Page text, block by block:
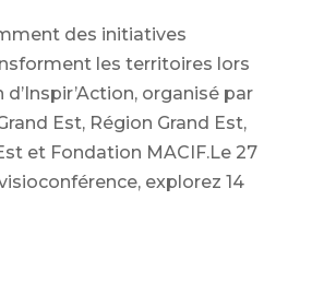
des initiatives
les territoires lors
d’Inspir’Action, organisé par
Est, Région Grand Est,
et Fondation MACIF.Le 27
explorez 14